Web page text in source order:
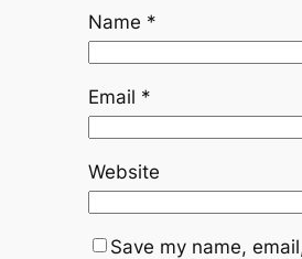
Name *
Email *
Website
Save my name,